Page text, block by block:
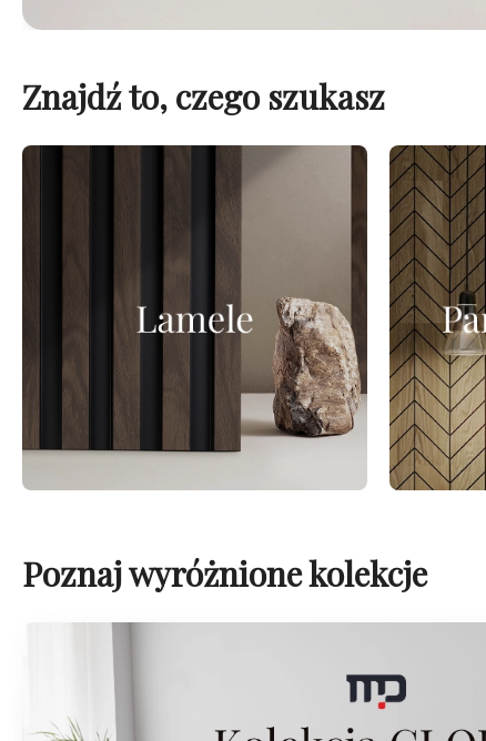
Znajdź to, czego szukasz
Poznaj wyróżnione kolekcje